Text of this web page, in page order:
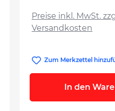
Preise inkl. MwSt.
Versandkosten
Zum Merkzettel
In den